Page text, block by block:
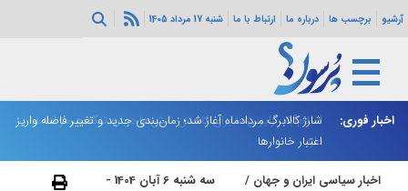
آرشیو برچسب ها درباره ما ارتباط با ما شنبه 17 مرداد 1405
اخبار فوری:
اسلام‌آباد: رایزنی‌ها برای کاهش تنش‌ها درباره تنگه هرمز ادامه
دارد
شارژ کالابرگ مردادماه آغاز شد؛ زمان‌بندی جدید و تغییر فاصله واریز
اعتبار خانوارها
اخبار سیاسی ایران و جهان /
سه شنبه 6 آبان 1404 -